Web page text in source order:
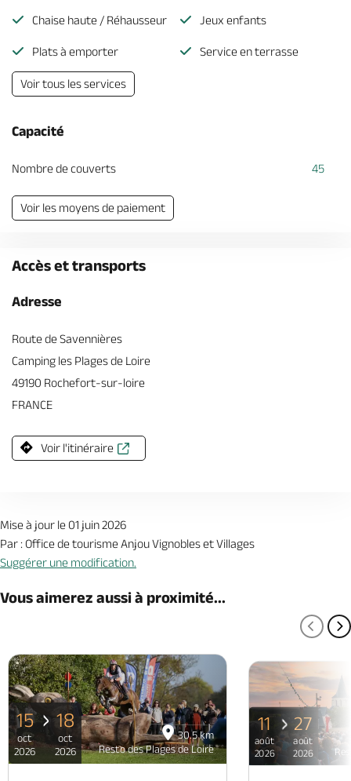
Chaise haute / Réhausseur Jeux enfants
Plats à emporter Service en terrasse
Voir tous les services
Capacité
Nombre de couverts 45
Voir les moyens de paiement
Accès et transports
Adresse
Route de Savennières
Camping les Plages de Loire
49190 Rochefort-sur-loire
FRANCE
Voir l'itinéraire
Mise à jour le 01 juin 2026
Par : Office de tourisme Anjou Vignobles et Villages
Suggérer une modification.
Vous aimerez aussi à proximité...
30.5 km
Resto des Plages de Loire
15
oct
2026
18
oct
2026
11
août
2026
27
août
2026